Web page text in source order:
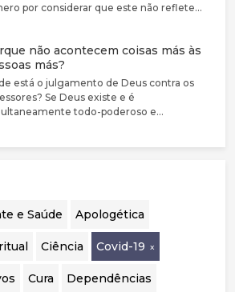
por considerar que este não reflete
que a disforia de género deve ser
como uma condição médica
a sofrimento e sublinha a elevada
de comorbilidades psiquiátricas
jovens. Argumenta que a evidência
psicológico. Por fim,
essencial realizar uma auditoria
a segurança, eficácia e qualidade das
não acontecem coisas más às
más?
está o julgamento de Deus contra os
Se Deus existe e é
todo-poderoso e
e Saúde Apologética
Ciência Covid-19
Cura Dependências